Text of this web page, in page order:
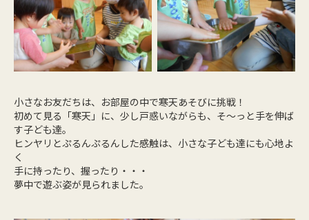
小さなお友だちは、お部屋の中で寒天あそびに挑戦！
初めて見る「寒天」に、少し戸惑いながらも、そ～っと手を伸ば
す子ども達。
ヒンヤリとぷるんぷるんした感触は、小さな子ども達にも心地よ
く
手に持ったり、握ったり・・・
夢中で遊ぶ姿が見られました。